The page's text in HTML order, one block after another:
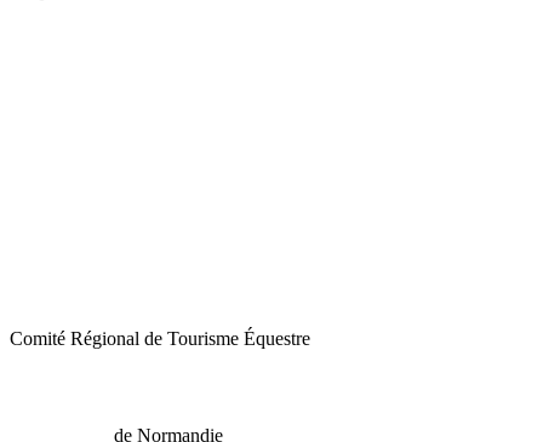
Comité Régional de Tourisme Équestre
de Normandie